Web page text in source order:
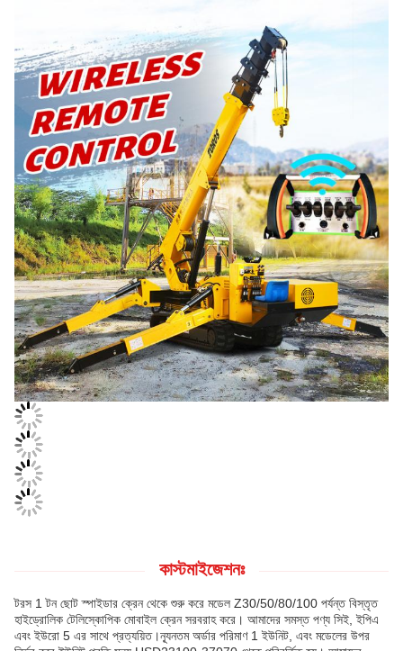
কাস্টমাইজেশনঃ
টরস 1 টন ছোট স্পাইডার ক্রেন থেকে শুরু করে মডেল Z30/50/80/100 পর্যন্ত বিস্তৃত
হাইড্রোলিক টেলিস্কোপিক মোবাইল ক্রেন সরবরাহ করে। আমাদের সমস্ত পণ্য সিই, ইপিএ
এবং ইউরো 5 এর সাথে প্রত্যয়িত।ন্যূনতম অর্ডার পরিমাণ 1 ইউনিট, এবং মডেলের উপর